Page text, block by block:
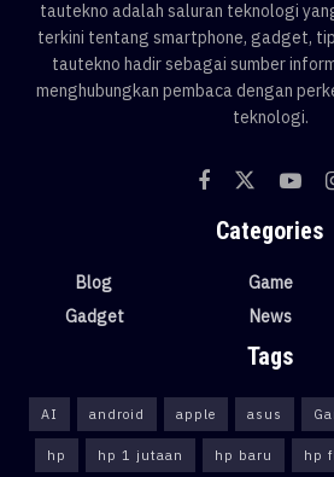
tautekno adalah saluran teknologi
terkini tentang smartphone, gadget,
tautekno hadir sebagai sumber
menghubungkan pembaca dengan
teknologi.
Categories
Blog
Gadget
Game
News
Tags
AI android apple asus
hp hp 1 jutaan hp baru hp